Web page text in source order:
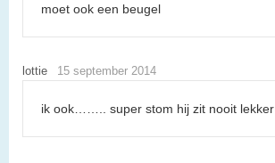
moet ook een beugel
lottie 15 september 2014
ik ook…….. super stom hij zit nooit lekker